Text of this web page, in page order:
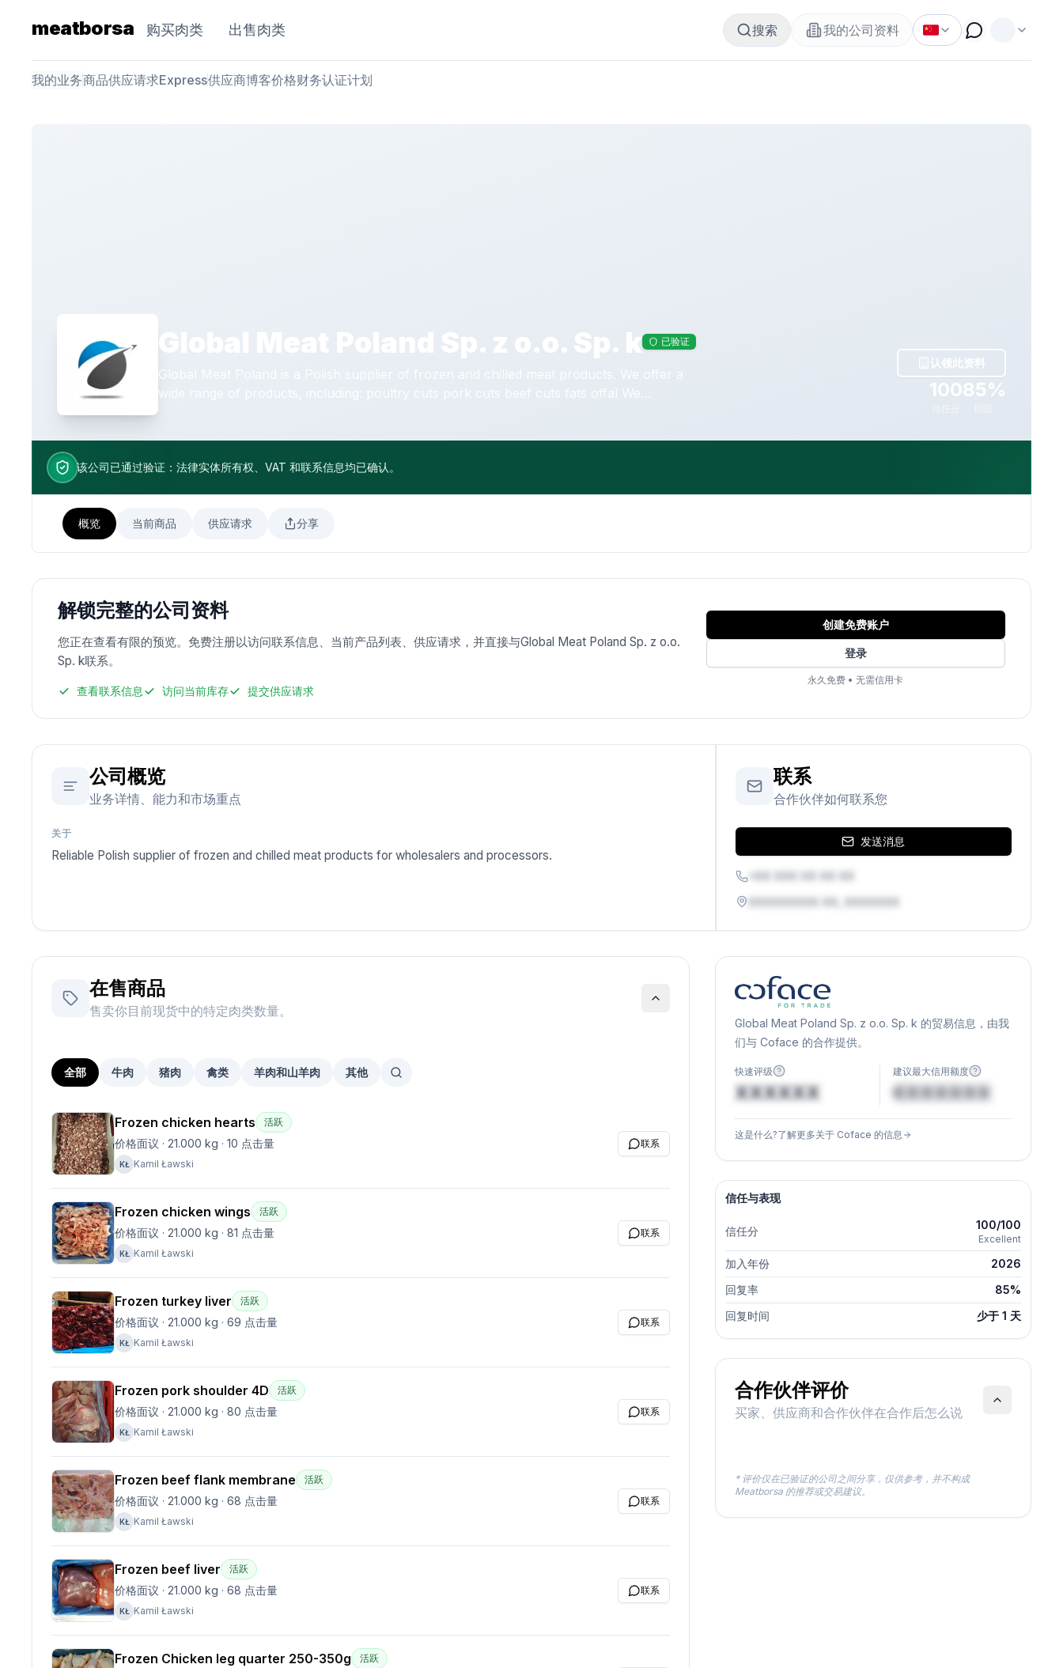
meatborsa 购买肉类 出售肉类 搜索 我的公司资料
我的业务商品供应请求Express供应商博客价格财务认证计划
Global Meat Poland Sp. z o.o. Sp. k 已验证
Global Meat Poland is a Polish supplier of frozen and chilled meat products. We offer a
wide range of products, including: poultry cuts pork cuts beef cuts fats offal We
认领此资料
10085%
该公司已通过验证：法律实体所有权、VAT 和联系信息均已确认。
概览 当前商品 供应请求 分享
解锁完整的公司资料
您正在查看有限的预览。免费注册以访问联系信息、当前产品列表、供应请求，并直接与Global Meat Poland Sp. z o.o.
Sp. k联系。
查看联系信息 访问当前库存 提交供应请求
创建免费账户
登录
永久免费 •无需信用卡
公司概览
业务详情、能力和市场重点
关于
Reliable Polish supplier of frozen and chilled meat products for wholesalers and processors.
联系
合作伙伴如何联系您
发送消息
+XX XXX XX XX XX
在售商品
售卖你目前现货中的特定肉类数量。
全部 牛肉 猪肉 禽类 羊肉和山羊肉 其他
Frozen chicken hearts 活跃
价格面议 · 21.000 kg ·10 点击量
KŁ Kamil Ławski
联系
Frozen chicken wings 活跃
价格面议 · 21.000 kg ·81 点击量
KŁ Kamil Ławski
联系
Frozen turkey liver 活跃
价格面议 · 21.000 kg ·69 点击量
KŁ Kamil Ławski
联系
Frozen pork shoulder 4D 活跃
价格面议 · 21.000 kg ·80 点击量
KŁ Kamil Ławski
联系
Frozen beef flank membrane 活跃
价格面议 · 21.000 kg ·68 点击量
KŁ Kamil Ławski
联系
Frozen beef liver 活跃
价格面议 · 21.000 kg ·68 点击量
KŁ Kamil Ławski
联系
Frozen Chicken leg quarter 250-350g 活跃
Global Meat Poland Sp. z o.o. Sp. k 的贸易信息，由我
们与 Coface 的合作提供。
快速评级
XXXXXX
建议最大信用额度
€XXXXXX
这是什么?了解更多关于 Coface 的信息
信任与表现
信任分 100/100
Excellent
加入年份
2026
回复率
85%
回复时间
少于 1 天
合作伙伴评价
买家、供应商和合作伙伴在合作后怎么说
* 评价仅在已验证的公司之间分享，仅供参考，并不构成
Meatborsa 的推荐或交易建议。